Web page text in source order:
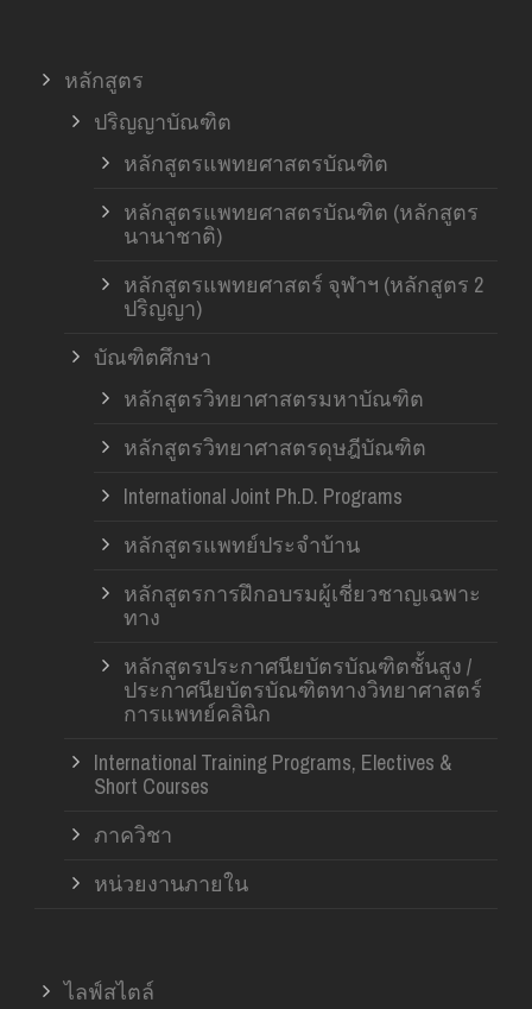
หลักสูตร
ปริญญาบัณฑิต
หลักสูตรแพทยศาสตรบัณฑิต
หลักสูตรแพทยศาสตรบัณฑิต (หลักสูตร
นานาชาติ)
หลักสูตรแพทยศาสตร์ จุฬาฯ (หลักสูตร 2
ปริญญา)
บัณฑิตศึกษา
หลักสูตรวิทยาศาสตรมหาบัณฑิต
หลักสูตรวิทยาศาสตรดุษฎีบัณฑิต
International Joint Ph.D. Programs
หลักสูตรแพทย์ประจำบ้าน
หลักสูตรการฝึกอบรมผู้เชี่ยวชาญเฉพาะ
ทาง
หลักสูตรประกาศนียบัตรบัณฑิตชั้นสูง /
ประกาศนียบัตรบัณฑิตทางวิทยาศาสตร์
การแพทย์คลินิก
International Training Programs, Electives &
Short Courses
ภาควิชา
หน่วยงานภายใน
ไลฟ์สไตล์